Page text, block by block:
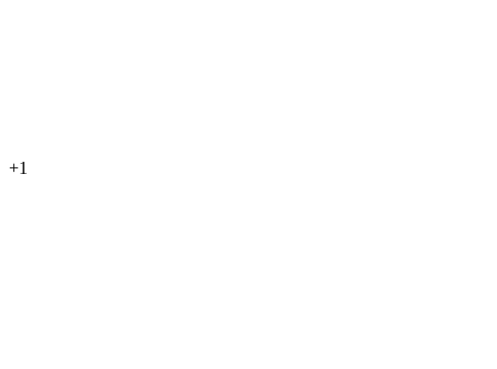
+1